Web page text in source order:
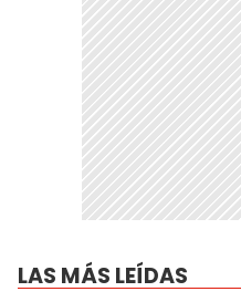
LAS MÁS LEÍDAS